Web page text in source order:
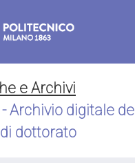
e Archivi
- Archivio digitale
dottorato